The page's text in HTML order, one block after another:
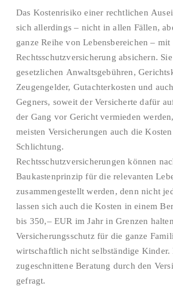
Das Kostenrisiko einer rechtlichen
sich allerdings – nicht in allen Fällen,
ganze Reihe von Lebensbereichen – mit
Rechtsschutzversicherung absichern.
gesetzlichen Anwaltsgebühren,
Zeugengelder, Gutachterkosten und
Gegners, soweit der Versicherte dafür
der Gang vor Gericht vermieden
meisten Versicherungen auch die
Schlichtung.
Rechtsschutzversicherungen können
Baukastenprinzip für die relevanten
zusammengestellt werden, denn nicht
lassen sich auch die Kosten in einem
bis 350,– EUR im Jahr in Grenzen
Versicherungsschutz für die ganze
wirtschaftlich nicht selbständige Kinder.
zugeschnittene Beratung durch den
gefragt.